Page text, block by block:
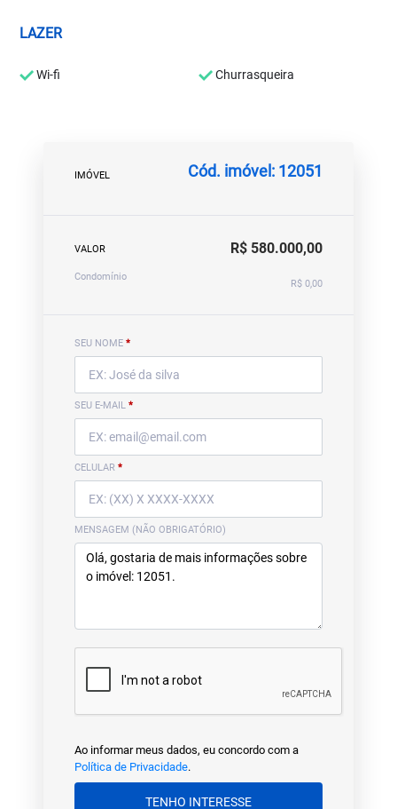
LAZER
Wi-fi Churrasqueira
IMÓVEL Cód. imóvel: 12051
VALOR R$ 580.000,00
Condomínio
R$ 0,00
SEU NOME *
SEU E-MAIL *
CELULAR *
MENSAGEM (NÃO OBRIGATÓRIO)
Ao informar meus dados, eu concordo com a
Política de Privacidade.
TENHO INTERESSE